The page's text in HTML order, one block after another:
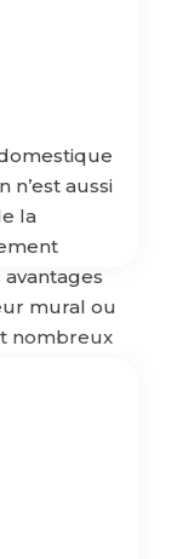
n’est aussi
la
avantages
mural ou
nombreux